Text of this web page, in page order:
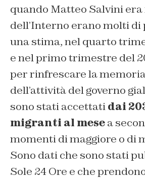
quando Matteo Salvini
dell’Interno erano molti di
una stima, nel quarto
e nel primo trimestre del
per rinfrescare la
dell’attività del governo
sono stati accettatidai
migranti al mesea
momenti di maggiore o di
Sono dati che sono stati
Sole 24 Ore e che